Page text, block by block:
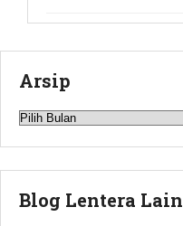
Arsip
Arsip
Blog Lentera Lain